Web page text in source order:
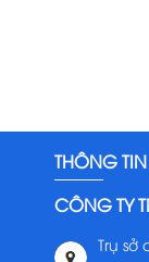
THÔNG
CÔNG TY
Trụ sở